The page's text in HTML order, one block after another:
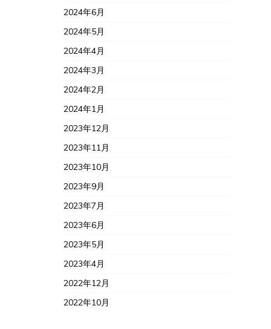
2024年6月
2024年5月
2024年4月
2024年3月
2024年2月
2024年1月
2023年12月
2023年11月
2023年10月
2023年9月
2023年7月
2023年6月
2023年5月
2023年4月
2022年12月
2022年10月